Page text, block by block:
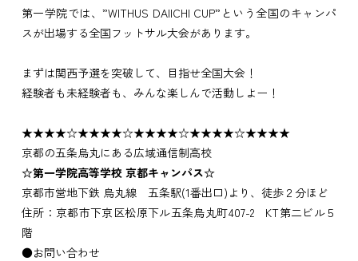
第一学院では、”WITHUS DAIICHI CUP”という全国のキャンパ
スが出場する全国フットサル大会があります。
まずは関西予選を突破して、目指せ全国大会！
経験者も未経験者も、みんな楽しんで活動しよー！
★★★★☆★★★★☆★★★★☆★★★★☆★★★★
京都の五条烏丸にある広域通信制高校
☆第一学院高等学校 京都キャンパス☆
京都市営地下鉄 烏丸線 五条駅(1番出口)より、徒歩２分ほど
住所：京都市下京区松原下ル五条烏丸町407-2 KT第二ビル５
階
●お問い合わせ